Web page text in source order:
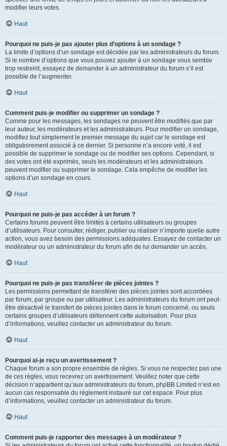
modifier leurs votes.
Haut
Pourquoi ne puis-je pas ajouter plus d’options à un sondage ?
La limite d’options d’un sondage est décidée par les administrateurs du forum.
Si le nombre d’options que vous pouvez ajouter à un sondage vous semble
trop restreint, essayez de demander à un administrateur du forum s’il est
possible de l’augmenter.
Haut
Comment puis-je modifier ou supprimer un sondage ?
Comme pour les messages, les sondages ne peuvent être modifiés que par
leur auteur, les modérateurs et les administrateurs. Pour modifier un sondage,
modifiez tout simplement le premier message du sujet car le sondage est
obligatoirement associé à ce dernier. Si personne n’a encore voté, il est
possible de supprimer le sondage ou de modifier ses options. Cependant, si
des votes ont été exprimés, seuls les modérateurs et les administrateurs
peuvent modifier ou supprimer le sondage. Cela empêche de modifier les
options d’un sondage en cours.
Haut
Pourquoi ne puis-je pas accéder à un forum ?
Certains forums peuvent être limités à certains utilisateurs ou groupes
d’utilisateurs. Pour consulter, rédiger, publier ou réaliser n’importe quelle autre
action, vous avez besoin des permissions adéquates. Essayez de contacter un
modérateur ou un administrateur du forum afin de lui demander un accès.
Haut
Pourquoi ne puis-je pas transférer de pièces jointes ?
Les permissions permettant de transférer des pièces jointes sont accordées
par forum, par groupe ou par utilisateur. Les administrateurs du forum ont peut-
être désactivé le transfert de pièces jointes dans le forum concerné, ou seuls
certains groupes d’utilisateurs détiennent cette autorisation. Pour plus
d’informations, veuillez contacter un administrateur du forum.
Haut
Pourquoi ai-je reçu un avertissement ?
Chaque forum a son propre ensemble de règles. Si vous ne respectez pas une
de ces règles, vous recevrez un avertissement. Veuillez noter que cette
décision n’appartient qu’aux administrateurs du forum, phpBB Limited n’est en
aucun cas responsable du règlement instauré sur cet espace. Pour plus
d’informations, veuillez contacter un administrateur du forum.
Haut
Comment puis-je rapporter des messages à un modérateur ?